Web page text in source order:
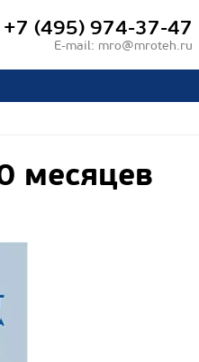
+7 (495) 974-37-47
E-mail: mro@mroteh.ru
месяцев